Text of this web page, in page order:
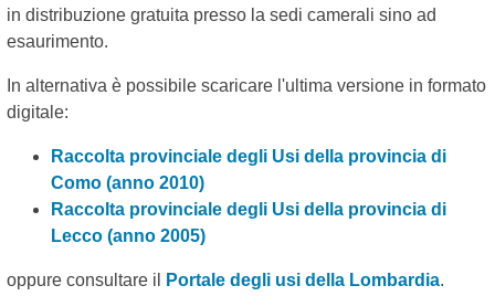
in distribuzione gratuita presso la sedi camerali sino ad
esaurimento.
In alternativa è possibile scaricare l'ultima versione in formato
digitale:
Raccolta provinciale degli Usi della provincia di
Como (anno 2010)
Raccolta provinciale degli Usi della provincia di
Lecco (anno 2005)
oppure consultare il Portale degli usi della Lombardia.